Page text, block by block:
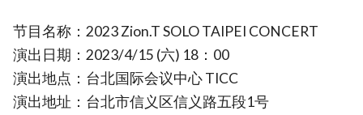
节目名称：2023 Zion.T SOLO TAIPEI CONCERT
演出日期：2023/4/15 (六) 18：00
演出地点：台北国际会议中心 TICC
演出地址：台北市信义区信义路五段1号